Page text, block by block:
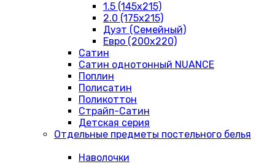
1.5 (145х215)
2.0 (175х215)
Дуэт (Семейный)
Евро (200х220)
Сатин
Сатин однотонный NUANCE
Поплин
Полисатин
Поликоттон
Страйп-Сатин
Детская серия
Отдельные предметы постельного белья
Наволочки